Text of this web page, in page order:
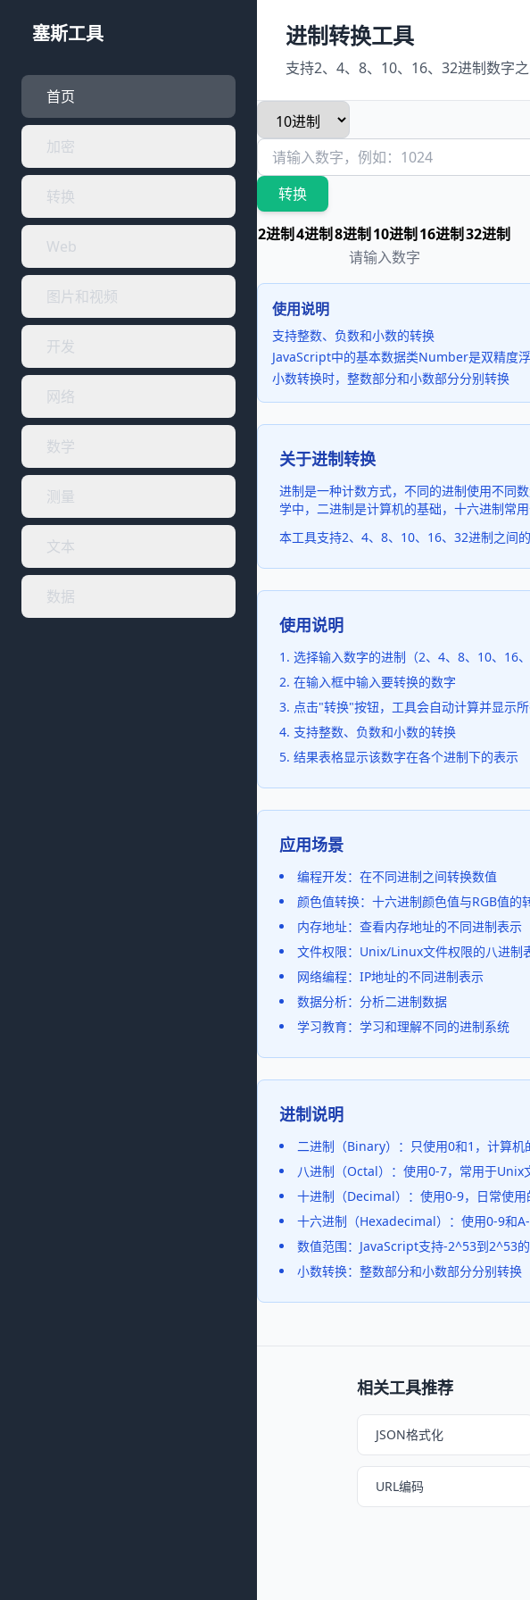
塞斯工具
首页
加密
转换
Web
图片和视频
开发
网络
数学
测量
文本
数据
进制转换工具
支持2、4、8、10、16、32进制数字
转换
2进制 4进制 8进制 10进制 16进制 32进制
请输入数字
使用说明
支持整数、负数和小数的转换
JavaScript中的基本数据类Number是双精度
小数转换时，整数部分和小数部分分别转换
关于进制转换
进制是一种计数方式，不同的进制使用不同
学中，二进制是计算机的基础，十六进制常
本工具支持2、4、8、10、16、32进制之间
使用说明
选择输入数字的进制（2、4、8、10、16、
在输入框中输入要转换的数字
点击"转换"按钮，工具会自动计算并显示
支持整数、负数和小数的转换
结果表格显示该数字在各个进制下的表示
应用场景
编程开发：在不同进制之间转换数值
颜色值转换：十六进制颜色值与RGB值的
内存地址：查看内存地址的不同进制表示
文件权限：Unix/Linux文件权限的八进制
网络编程：IP地址的不同进制表示
数据分析：分析二进制数据
学习教育：学习和理解不同的进制系统
进制说明
二进制（Binary）：只使用0和1，计算机
八进制（Octal）：使用0-7，常用于Unix
十进制（Decimal）：使用0-9，日常使用
十六进制（Hexadecimal）：使用0-9和
数值范围：JavaScript支持-2^53到2^53
小数转换：整数部分和小数部分分别转换
相关工具推荐
JSON格式化
URL编码